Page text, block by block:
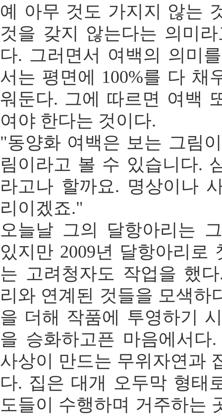
예 아무 것도 가지지 않는
것을 갖지 않는다는 의미
다. 그러면서 여백의 의미
서는 평면에 100%를 다 채
워둔다. 그에 따르면 여백
여야 한다는 것이다.
"동양화 여백은 보는 그림
림이라고 볼 수 있습니다.
라고나 할까요. 명상이나
리이겠죠."
오늘날 그의 달항아리는
있지만 2009년 달항아리로
는 고려청자도 작업을 했
리와 연계된 것들을 모색하
을 더해 작품에 투영하기
을 승화하고픈 마음에서
사상이 만드는 무위자연과
다. 집은 대개 오두막 형태
도들이 수행하며 거주하는